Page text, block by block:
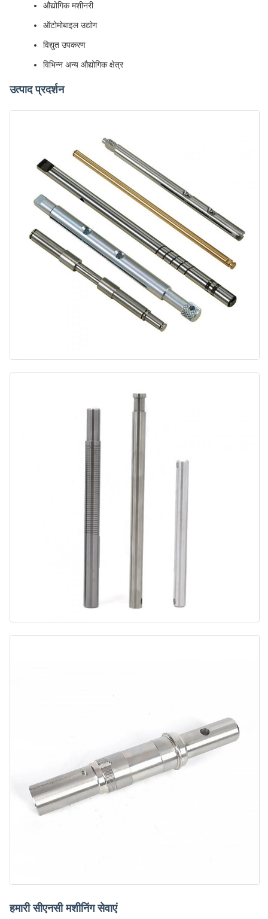
औद्योगिक मशीनरी
ऑटोमोबाइल उद्योग
विद्युत उपकरण
विभिन्न अन्य औद्योगिक क्षेत्र
उत्पाद प्रदर्शन
हमारी सीएनसी मशीनिंग सेवाएं